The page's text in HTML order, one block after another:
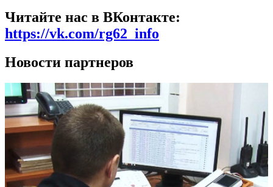
Читайте нас в ВКонтакте:
https://vk.com/rg62_info
Новости партнеров